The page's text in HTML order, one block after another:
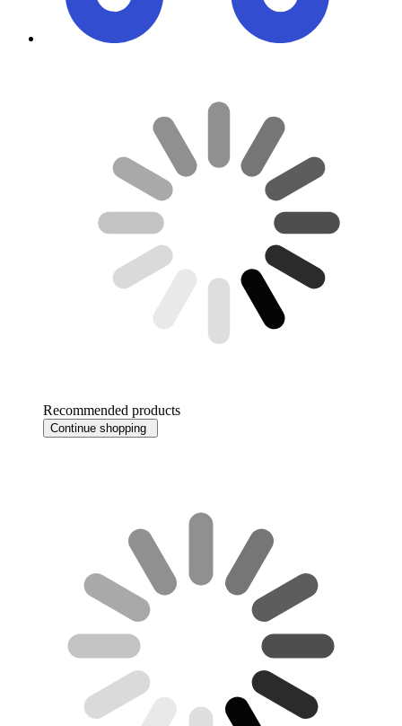
Recommended products
Continue shopping